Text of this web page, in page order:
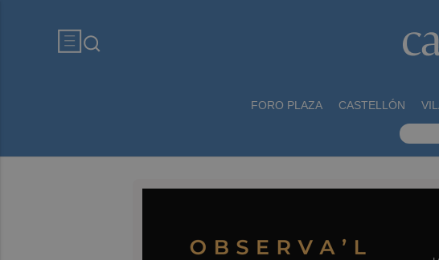
FORO PLAZA CASTELLÓN